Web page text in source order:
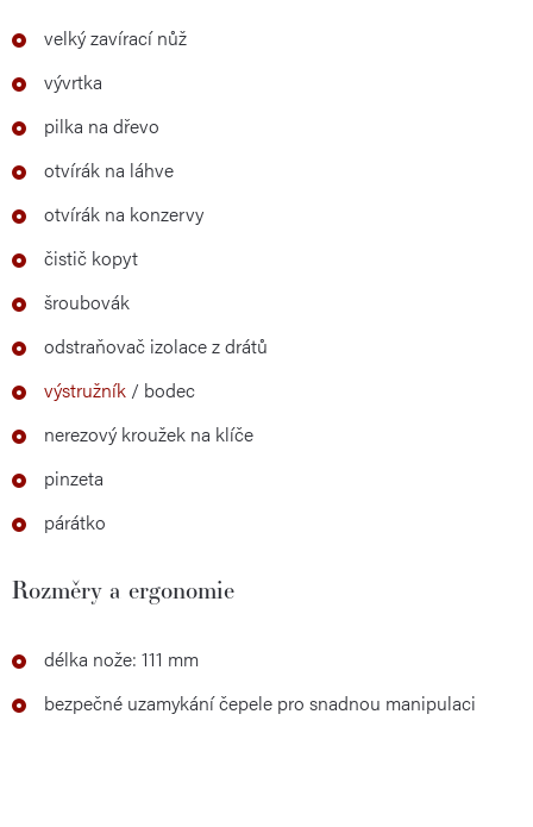
velký zavírací nůž
vývrtka
pilka na dřevo
otvírák na láhve
otvírák na konzervy
čistič kopyt
šroubovák
odstraňovač izolace z drátů
výstružník / bodec
nerezový kroužek na klíče
pinzeta
párátko
Rozměry a ergonomie
délka nože: 111 mm
bezpečné uzamykání čepele pro snadnou manipulaci